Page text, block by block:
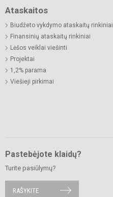
Ataskaitos
Biudžeto vykdymo ataskaitų rinkiniai
Finansinių ataskaitų rinkiniai
Lėšos veiklai viešinti
Projektai
1,2% parama
Viešieji pirkimai
Pastebėjote klaidų?
Turite pasiūlymų?
RAŠYKITE